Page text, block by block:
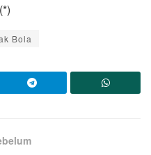
Bola